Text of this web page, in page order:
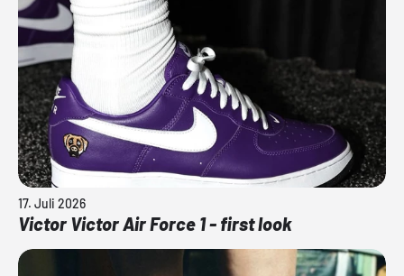
17. Juli 2026
Victor Victor Air Force 1 - first look